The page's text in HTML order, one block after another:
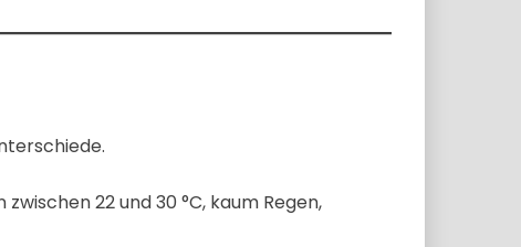
22 und 30 °C, kaum Regen,